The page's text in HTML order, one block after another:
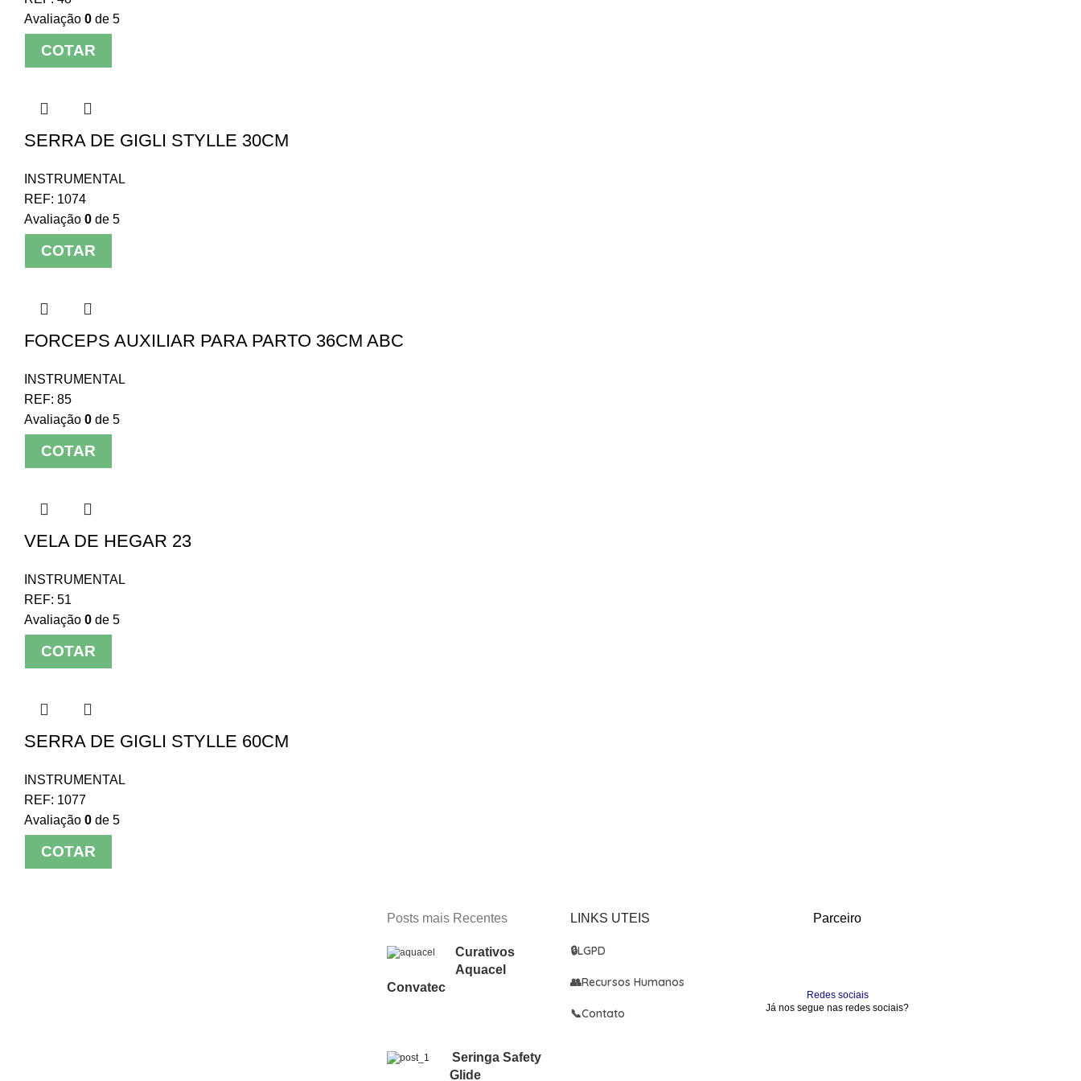
Avaliação 0 de 5
COTAR
SERRA DE GIGLI STYLLE 30CM
INSTRUMENTAL
REF: 1074
Avaliação 0 de 5
COTAR
FORCEPS AUXILIAR PARA PARTO 36CM ABC
INSTRUMENTAL
REF: 85
Avaliação 0 de 5
COTAR
VELA DE HEGAR 23
INSTRUMENTAL
REF: 51
Avaliação 0 de 5
COTAR
SERRA DE GIGLI STYLLE 60CM
INSTRUMENTAL
REF: 1077
Avaliação 0 de 5
COTAR
Posts mais Recentes
Curativos
Aquacel
Convatec
Seringa Safety
Glide
LINKS UTEIS
🔒LGPD
👥Recursos Humanos
📞Contato
Parceiro
Redes sociais
Já nos segue nas redes sociais?